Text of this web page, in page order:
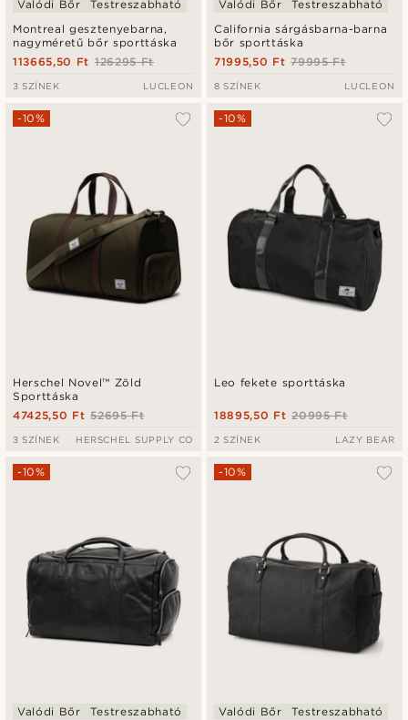
Montreal gesztenyebarna,
nagyméretű bőr sporttáska
Valódi Bőr Testreszabható
126295 Ft
113665,50 Ft
3 SZÍNEK LUCLEON
California sárgásbarna-barna
bőr sporttáska
Valódi Bőr Testreszabható
79995 Ft
71995,50 Ft
8 SZÍNEK LUCLEON
Herschel Novel™ Zöld
Sporttáska
-10%
52695 Ft
47425,50 Ft
3 SZÍNEK HERSCHEL SUPPLY CO
Leo fekete sporttáska
-10%
20995 Ft
18895,50 Ft
2 SZÍNEK LAZY BEAR
-10%
Valódi Bőr Testreszabható
-10%
Valódi Bőr Testreszabható